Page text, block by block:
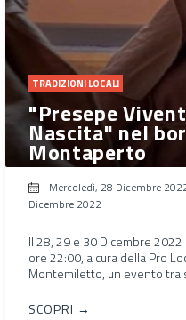
TRADIZIONI LOCALI
"Presepe
Nascita" nel
Montaperto
Mercoledì, 28 Dicembre
Dicembre 2022
Il 28, 29 e 30 Dicembre
ore 22:00, a cura della Pro
Montemiletto, un evento tra
SCOPRI →